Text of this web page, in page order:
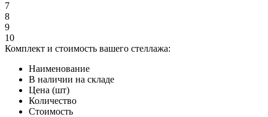
7
8
9
10
Комплект и стоимость вашего стеллажа:
Наименование
В наличии на складе
Цена (шт)
Количество
Стоимость